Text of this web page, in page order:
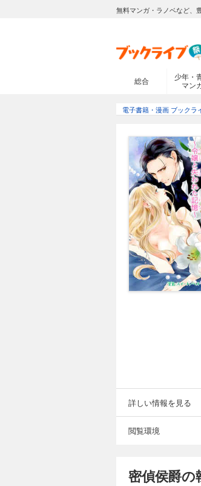
無料マンガ・ラノベなど、
総合
少年・
マン
電子書籍・漫画 ブックラ
詳しい情報を見る
閲覧環境
密偵侯爵